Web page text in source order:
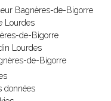
Bagnères-de-Bigorre
Lourdes
de-Bigorre
Lourdes
de-Bigorre
données